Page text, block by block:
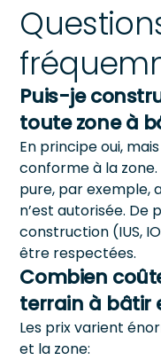
Puis-je
toute zone à
En principe oui,
conforme à la
pure, par exemple,
n’est autorisée. De
construction (IUS,
être respectées.
Combien
terrain à bâtir
Les prix varient
et la zone: